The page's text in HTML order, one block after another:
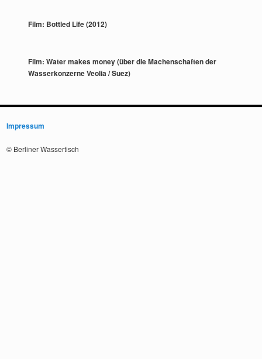
Film: Bottled Life (2012)
Film: Water makes money (über die Machenschaften der
Wasserkonzerne Veolia / Suez)
Impressum
© Berliner Wassertisch